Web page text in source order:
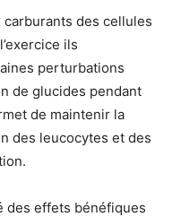
des cellules
ils
perturbations
de glucides pendant
de maintenir la
des leucocytes et des
des effets bénéfiques